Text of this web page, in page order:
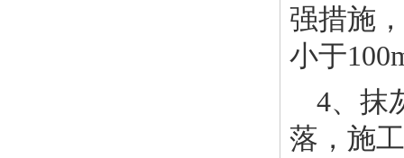
强措施
小于
4、抹
落，施